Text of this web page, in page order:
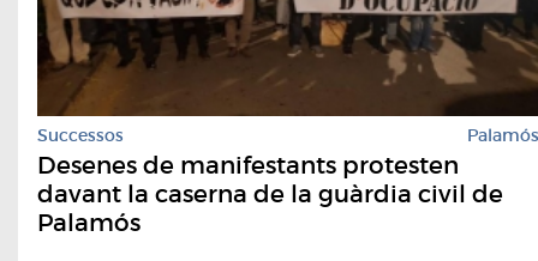
Successos Palamós
Desenes de manifestants protesten
davant la caserna de la guàrdia civil de
Palamós